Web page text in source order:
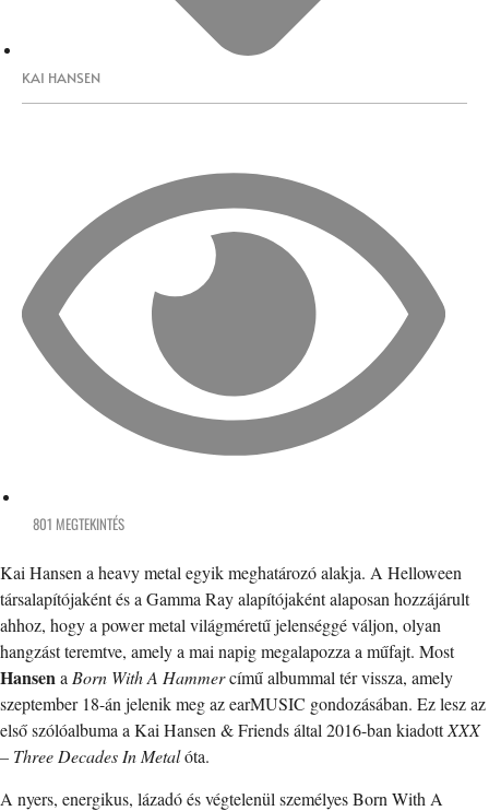
KAI HANSEN
801 MEGTEKINTÉS
Kai Hansen a heavy metal egyik meghatározó alakja. A Helloween
társalapítójaként és a Gamma Ray alapítójaként alaposan hozzájárult
ahhoz, hogy a power metal világméretű jelenséggé váljon, olyan
hangzást teremtve, amely a mai napig megalapozza a műfajt. Most
Hansena Born With A Hammercímű albummal tér vissza, amely
szeptember 18-án jelenik meg az earMUSIC gondozásában. Ez lesz az
első szólóalbuma a Kai Hansen & Friends által 2016-ban kiadottXXX
– Three Decades In Metalóta.
A nyers, energikus, lázadó és végtelenül személyes Born With A